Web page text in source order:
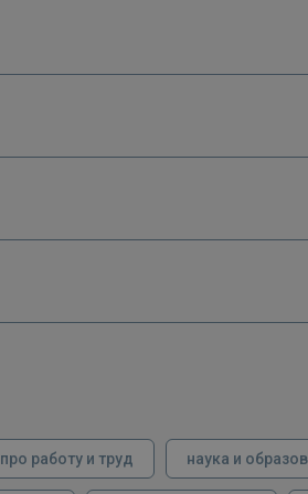
про работу и труд наука и